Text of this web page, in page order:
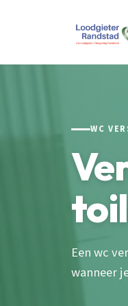
WC
Een wc
wanneer